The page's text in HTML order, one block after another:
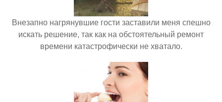
Внезапно нагрянувшие гости заставили меня спешно
искать решение, так как на обстоятельный ремонт
времени катастрофически не хватало.